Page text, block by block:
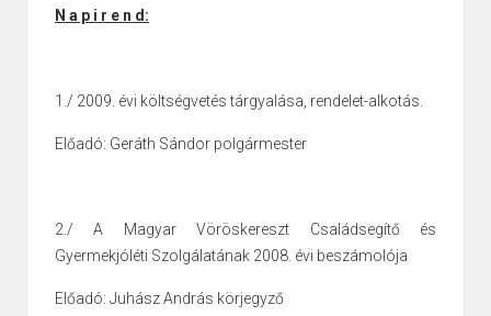
N a p i r e n d:
1./ 2009. évi költségvetés tárgyalása, rendelet-alkotás.
Előadó: Geráth Sándor polgármester
2./ A Magyar Vöröskereszt Családsegítő és
Gyermekjóléti Szolgálatának 2008. évi beszámolója
Előadó: Juhász András körjegyző